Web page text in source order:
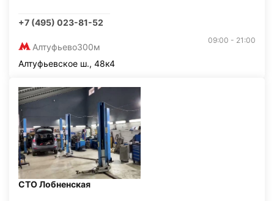
+7 (495) 023-81-52
Алтуфьево300м
09:00 - 21:00
Алтуфьевское ш., 48к4
СТО Лобненская